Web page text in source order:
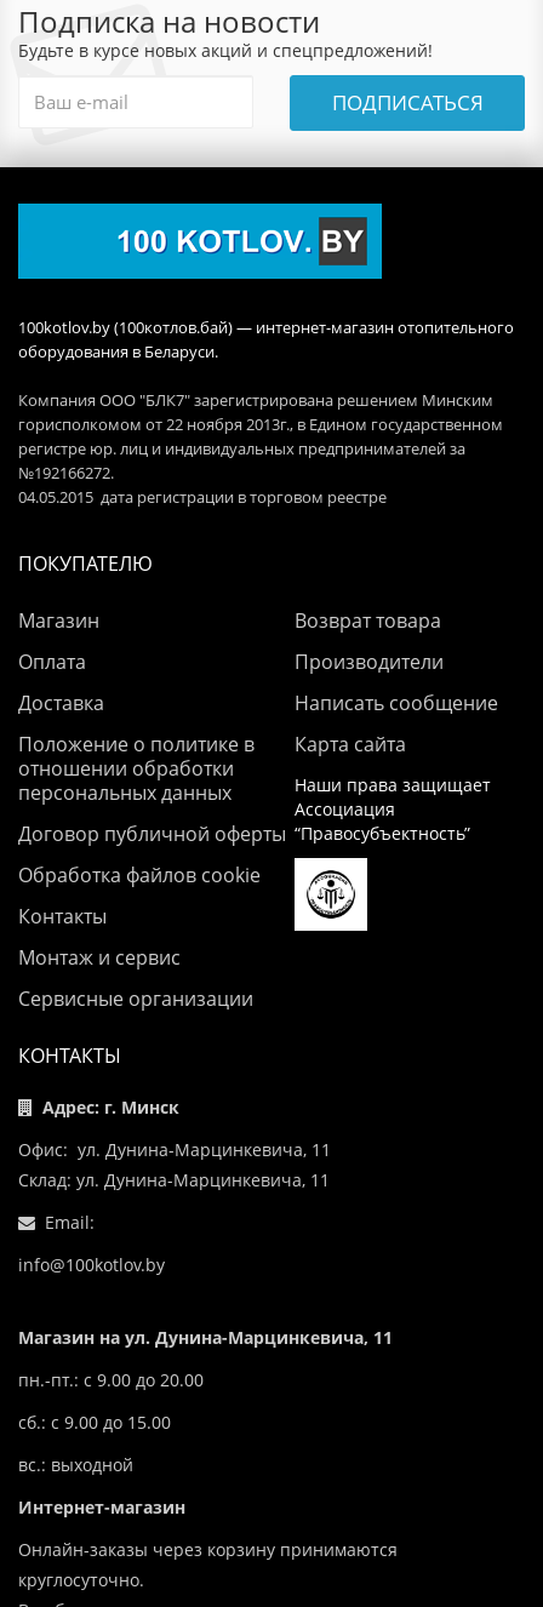
Подписка на новости
Будьте в курсе новых акций и спецпредложений!
ПОДПИСАТЬСЯ
100kotlov.by (100котлов.бай) — интернет-магазин отопительного
оборудования в Беларуси.
Компания ООО "БЛК7" зарегистрирована решением Минским
горисполкомом от 22 ноября 2013г., в Едином государственном
регистре юр. лиц и индивидуальных предпринимателей за
№192166272.
04.05.2015 дата регистрации в торговом реестре
ПОКУПАТЕЛЮ
Магазин
Оплата
Доставка
Положение о политике в
отношении обработки
персональных данных
Договор публичной оферты
Обработка файлов cookie
Контакты
Монтаж и сервис
Сервисные организации
Возврат товара
Производители
Написать сообщение
Карта сайта
Наши права защищает
Ассоциация
“Правосубъектность”
КОНТАКТЫ
Адрес: г. Минск
Офис: ул. Дунина-Марцинкевича, 11
Склад: ул. Дунина-Марцинкевича, 11
Email:
info@100kotlov.by
Магазин на ул. Дунина-Марцинкевича, 11
пн.-пт.: с 9.00 до 20.00
сб.: с 9.00 до 15.00
вс.: выходной
Интернет-магазин
Онлайн-заказы через корзину принимаются
круглосуточно.